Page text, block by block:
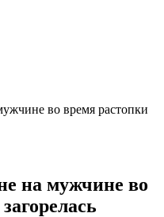
во время растопки
на мужчине во